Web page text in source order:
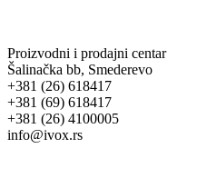
Proizvodni i prodajni centar
Šalinačka bb, Smederevo
+381 (26) 618417
+381 (69) 618417
+381 (26) 4100005
info@ivox.rs